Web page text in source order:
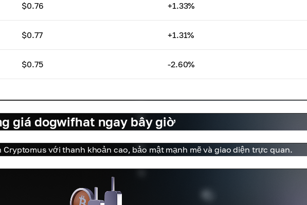
$0.76 +1.33%
$0.77 +1.31%
$0.75 -2.60%
giá dogwifhat ngay bây giờ
với thanh khoản cao, bảo mật mạnh mẽ và giao diện trực quan.